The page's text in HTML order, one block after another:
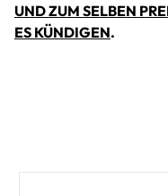
UND ZUM SELBEN
ES KÜNDIGEN.